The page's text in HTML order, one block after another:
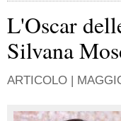
L'Oscar
Silvana
ARTICOLO |